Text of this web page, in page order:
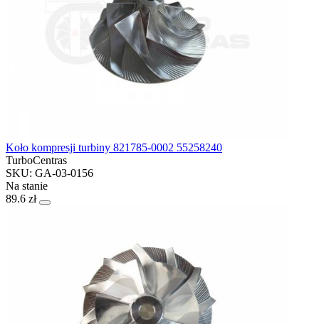
Koło kompresji turbiny 821785-0002 55258240
TurboCentras
SKU: GA-03-0156
Na stanie
89.6 zł